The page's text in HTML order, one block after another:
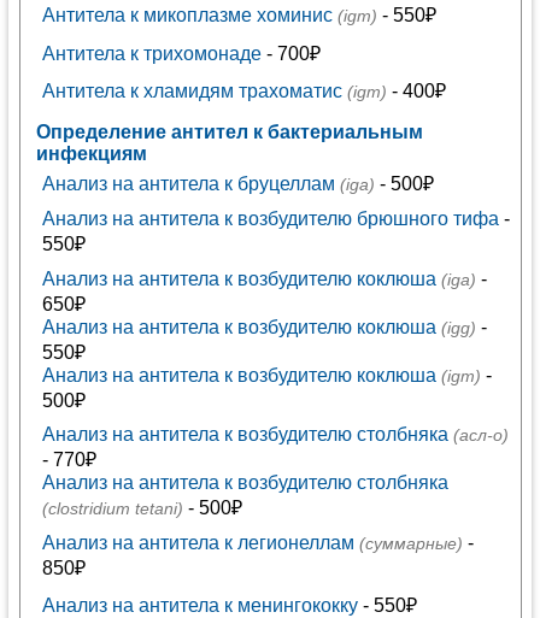
Антитела к микоплазме хоминис (igm) - 550₽
Антитела к трихомонаде- 700₽
Антитела к хламидям трахоматис (igm) - 400₽
Определение антител к бактериальным
инфекциям
Анализ на антитела к бруцеллам (iga) - 500₽
Анализ на антитела к возбудителю брюшного тифа -
550₽
Анализ на антитела к возбудителю коклюша (iga) -
650₽
Анализ на антитела к возбудителю коклюша (igg) -
550₽
Анализ на антитела к возбудителю коклюша (igm) -
500₽
Анализ на антитела к возбудителю столбняка (асл-о)
- 770₽
Анализ на антитела к возбудителю столбняка
(clostridium tetani) - 500₽
Анализ на антитела к легионеллам (суммарные) -
850₽
Анализ на антитела к менингококку- 550₽